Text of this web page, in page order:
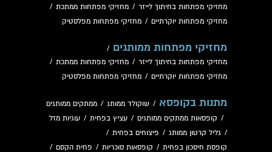
מחזיקי מפתחות בחיתוך לייזר / מחזיקי מפתחות ממתכת /
מחזיקי מפתחות יוקרתיים / מחזיקי מפתחות מפלסטיק
מחזיקי מפתחות ממותגים /
מחזיקי מפתחות בחיתוך לייזר / מחזיקי מפתחות ממתכת /
מחזיקי מפתחות יוקרתיים / מחזיקי מפתחות מפלסטיק
מתנות בקופסא / שוקולד ממותג / ממתקים ממותגים
/ קופסאות ממתקים ממותגים / עציץ בפחית / עוגיות מזל
/ גליל קרטון ממותג / פיצוחים בפחית /
קופסת חיסכון בפחית / קופסאות סוכריות / פחית הקסם /